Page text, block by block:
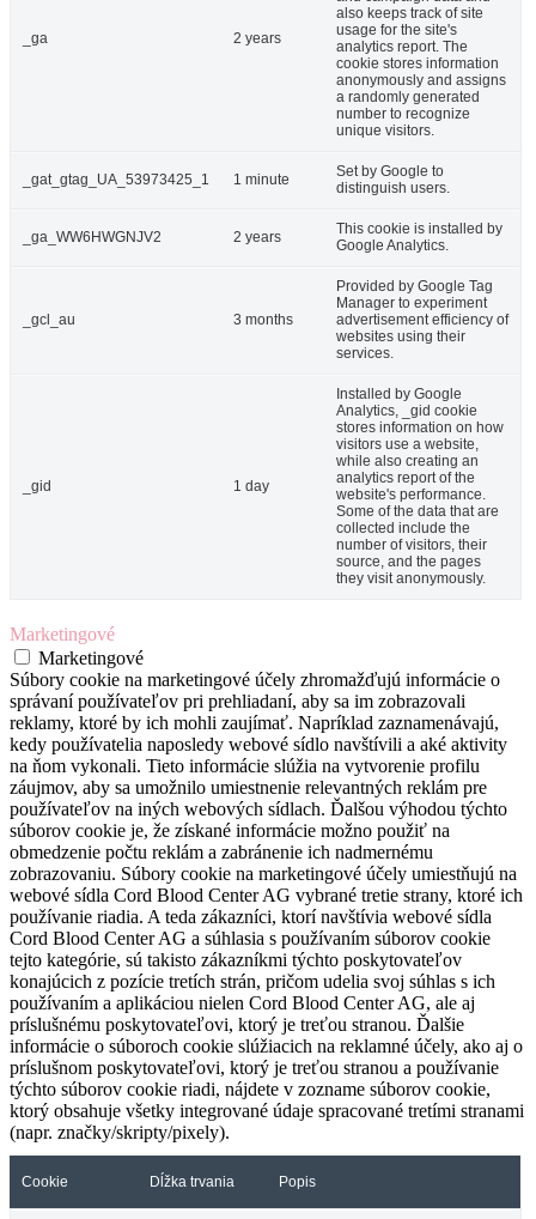
_ga 2 years
also keeps track of site
usage for the site's
analytics report. The
cookie stores information
anonymously and assigns
a randomly generated
number to recognize
unique visitors.
_gat_gtag_UA_53973425_1 1 minute
Set by Google to
distinguish users.
_ga_WW6HWGNJV2 2 years
This cookie is installed by
Google Analytics.
_gcl_au 3 months
Provided by Google Tag
Manager to experiment
advertisement efficiency of
websites using their
services.
_gid 1 day
Installed by Google
Analytics, _gid cookie
stores information on how
visitors use a website,
while also creating an
analytics report of the
website's performance.
Some of the data that are
collected include the
number of visitors, their
source, and the pages
they visit anonymously.
Marketingové
Marketingové
Súbory cookie na marketingové účely zhromažďujú informácie o
správaní používateľov pri prehliadaní, aby sa im zobrazovali
reklamy, ktoré by ich mohli zaujímať. Napríklad zaznamenávajú,
kedy používatelia naposledy webové sídlo navštívili a aké aktivity
na ňom vykonali. Tieto informácie slúžia na vytvorenie profilu
záujmov, aby sa umožnilo umiestnenie relevantných reklám pre
používateľov na iných webových sídlach. Ďalšou výhodou týchto
súborov cookie je, že získané informácie možno použiť na
obmedzenie počtu reklám a zabránenie ich nadmernému
zobrazovaniu. Súbory cookie na marketingové účely umiestňujú na
webové sídla Cord Blood Center AG vybrané tretie strany, ktoré ich
používanie riadia. A teda zákazníci, ktorí navštívia webové sídla
Cord Blood Center AG a súhlasia s používaním súborov cookie
tejto kategórie, sú takisto zákazníkmi týchto poskytovateľov
konajúcich z pozície tretích strán, pričom udelia svoj súhlas s ich
používaním a aplikáciou nielen Cord Blood Center AG, ale aj
príslušnému poskytovateľovi, ktorý je treťou stranou. Ďalšie
informácie o súboroch cookie slúžiacich na reklamné účely, ako aj o
príslušnom poskytovateľovi, ktorý je treťou stranou a používanie
týchto súborov cookie riadi, nájdete v zozname súborov cookie,
ktorý obsahuje všetky integrované údaje spracované tretími stranami
(napr. značky/skripty/pixely).
Cookie Dĺžka trvania Popis